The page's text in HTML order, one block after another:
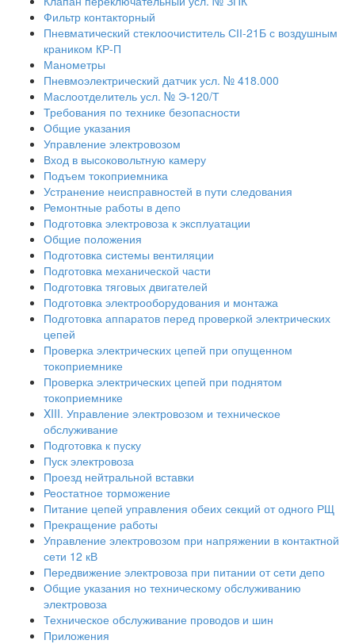
Фильтр контакторный
Пневматический стеклоочиститель СІІ-21Б с воздушным
краником КР-П
Манометры
Пневмоэлектрический датчик усл. № 418.000
Маслоотделитель усл. № Э-120/Т
Требования по технике безопасности
Общие указания
Управление электровозом
Вход в высоковольтную камеру
Подъем токоприемника
Устранение неисправностей в пути следования
Ремонтные работы в депо
Подготовка электровоза к эксплуатации
Общие положения
Подготовка системы вентиляции
Подготовка механической части
Подготовка тяговых двигателей
Подготовка электрооборудования и монтажа
Подготовка аппаратов перед проверкой электрических
цепей
Проверка электрических цепей при опущенном
токоприемнике
Проверка электрических цепей при поднятом
токоприемнике
XIII. Управление электровозом и техническое
обслуживание
Подготовка к пуску
Пуск электровоза
Проезд нейтральной вставки
Реостатное торможение
Питание цепей управления обеих секций от одного РЩ
Прекращение работы
Управление электровозом при напряжении в контактной
сети 12 кВ
Передвижение электровоза при питании от сети депо
Общие указания но техническому обслуживанию
электровоза
Техническое обслуживание проводов и шин
Приложения